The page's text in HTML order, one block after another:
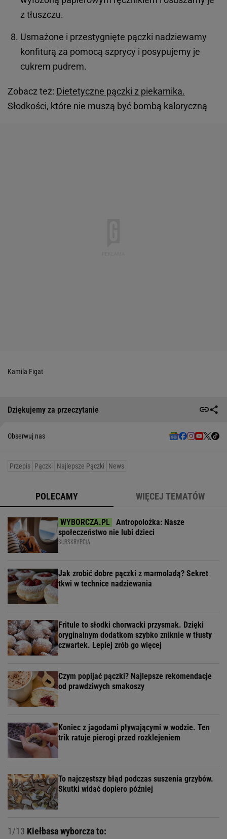
z tłuszczu.
Usmażone i przestygnięte pączki nadziewamy
konfiturą za pomocą szprycy i posypujemy je
cukrem pudrem.
Zobacz też: Dietetyczne pączki z piekarnika.
Słodkości, które nie muszą być bombą kaloryczną
Kamila Figat
Dziękujemy za przeczytanie
Obserwuj nas
Przepis Pączki Najlepsze Pączki News
POLECAMY WIĘCEJ TEMATÓW
Antropolożka: Nasze
społeczeństwo nie lubi dzieci
SUBSKRYPCJA
Jak zrobić dobre pączki z marmoladą? Sekret
tkwi w technice nadziewania
Fritule to słodki chorwacki przysmak. Dzięki
oryginalnym dodatkom szybko zniknie w tłusty
czwartek. Lepiej zrób go więcej
Czym popijać pączki? Najlepsze rekomendacje
od prawdziwych smakoszy
Koniec z jagodami pływającymi w wodzie. Ten
trik ratuje pierogi przed rozklejeniem
To najczęstszy błąd podczas suszenia grzybów.
Skutki widać dopiero później
1/13 Kiełbasa wyborcza to: